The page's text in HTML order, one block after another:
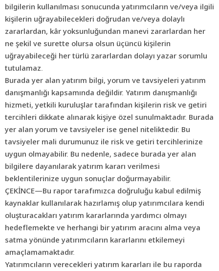
bilgilerin kullanılması sonucunda yatırımcıların ve/veya ilgili
kişilerin uğrayabilecekleri doğrudan ve/veya dolaylı
zararlardan, kâr yoksunluğundan manevi zararlardan her
ne şekil ve surette olursa olsun üçüncü kişilerin
uğrayabileceği her türlü zararlardan dolayı yazar sorumlu
tutulamaz.
Burada yer alanyatırım bilgi, yorum ve tavsiyeleri yatırım
danışmanlığı kapsamında değildir. Yatırım danışmanlığı
hizmeti, yetkili kuruluşlar tarafından kişilerin risk ve getiri
tercihleri dikkate alınarak kişiye özel sunulmaktadır. Burada
yer alan yorum ve tavsiyeler ise genel niteliktedir. Bu
tavsiyeler mali durumunuz ile risk ve getiri tercihlerinize
uygun olmayabilir. Bu nedenle, sadece burada yer alan
bilgilere dayanılarak yatırım kararı verilmesi
beklentilerinize uygun sonuçlar doğurmayabilir.
ÇEKİNCE—Bu rapor tarafımızca doğruluğu kabul edilmiş
kaynaklar kullanılarak hazırlamış olup yatırımcılara kendi
oluşturacakları yatırım kararlarında yardımcı olmayı
hedeflemekte ve herhangi bir yatırım aracını alma veya
satma yönünde yatırımcıların kararlarını etkilemeyi
amaçlamamaktadır.
Yatırımcıların verecekleri yatırım kararları ile bu raporda